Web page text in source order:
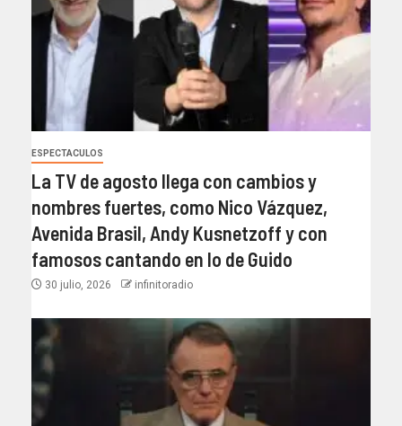
ESPECTACULOS
La TV de agosto llega con cambios y
nombres fuertes, como Nico Vázquez,
Avenida Brasil, Andy Kusnetzoff y con
famosos cantando en lo de Guido
30 julio, 2026 infinitoradio